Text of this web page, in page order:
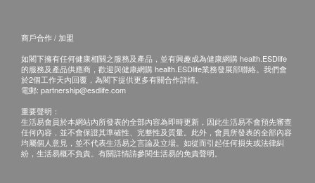
商戶合作 / 加盟
如閣下擁有任何健康相關之服務及產品，並有興趣成為健康網購 health.ESDlife
的服務及產品供應商，歡迎與健康網購 health.ESDlife業務發展部聯絡。我們會
於2個工作天內回覆，為閣下提供更多有關合作詳情。
電郵: partnership@esdlife.com
重要聲明：
生活易會員於本網站內所發表的全部內容為即時更新，因此生活易不會預先審查
任何內容，並不會保證其準確性、完整性及質量。此外，會員所發表的全部內容
均屬個人意見，並不代表生活易之言論及立場。如從而引起任何損失或法律糾
紛，生活易概不負責。有關詳情請參閱生活易的免責聲明。